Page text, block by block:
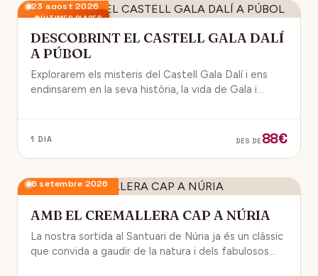
ÚLTIMES PLACES
23 agost 2026
DESCOBRINT EL CASTELL GALA DALÍ
A PÚBOL
Explorarem els misteris del Castell Gala Dalí i ens
endinsarem en la seva història, la vida de Gala i
1 DIA DES DE 88€
6 setembre 2026
AMB EL CREMALLERA CAP A NÚRIA
La nostra sortida al Santuari de Núria ja és un clàssic
que convida a gaudir de la natura i dels fabulosos